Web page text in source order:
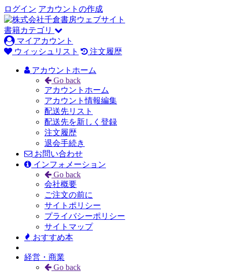
ログイン アカウントの作成
書籍カテゴリ
マイアカウント
ウィッシュリスト
注文履歴
アカウントホーム
Go back
アカウントホーム
アカウント情報編集
配送先リスト
配送先を新しく登録
注文履歴
退会手続き
お問い合わせ
インフォメーション
Go back
会社概要
ご注文の前に
サイトポリシー
プライバシーポリシー
サイトマップ
おすすめ本
経営・商業
Go back